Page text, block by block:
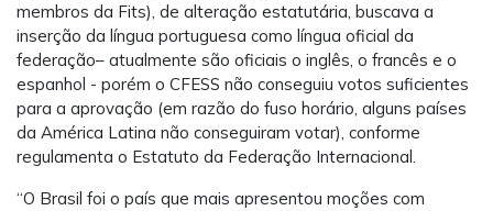
membros da Fits), de alteração estatutária, buscava a
inserção da língua portuguesa como língua oficial da
federação– atualmente são oficiais o inglês, o francês e o
espanhol - porém o CFESS não conseguiu votos suficientes
para a aprovação (em razão do fuso horário, alguns países
da América Latina não conseguiram votar), conforme
regulamenta o Estatuto da Federação Internacional.
“O Brasil foi o país que mais apresentou moções com